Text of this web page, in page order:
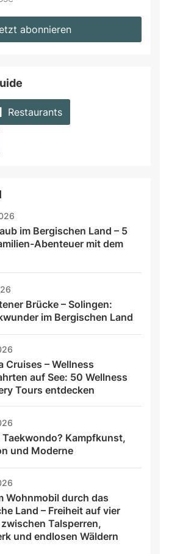
abonnieren
Restaurants
im Bergischen Land – 5
Abenteuer mit dem
Brücke – Solingen:
im Bergischen Land
Cruises – Wellness
auf See: 50 Wellness
Tours entdecken
Taekwondo? Kampfkunst,
und Moderne
Wohnmobil durch das
Land – Freiheit auf vier
Talsperren,
und endlosen Wäldern